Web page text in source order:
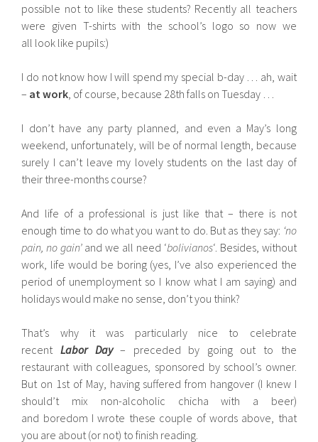
possible not to like these students? Recently all teachers
were given T-shirts with the school’s logo so now we
all look like pupils:)
I do not know how I will spend my special b-day … ah, wait
– at work, of course, because 28th falls on Tuesday …
I don’t have any party planned, and even a May’s long
weekend, unfortunately, will be of normal length, because
surely I can’t leave my lovely students on the last day of
their three-months course?
And life of a professional is just like that – there is not
enough time to do what you want to do. But as they say: ‘no
pain, no gain’and we all need ‘bolivianos‘. Besides, without
work, life would be boring (yes, I’ve also experienced the
period of unemployment so I know what I am saying) and
holidays would make no sense, don’t you think?
That’s why it was particularly nice to celebrate
recent Labor Day – preceded by going out to the
restaurant with colleagues, sponsored by school’s owner.
But on 1st of May, having suffered from hangover (I knew I
should’t mix non-alcoholic chicha with a beer)
and boredom I wrote these couple of words above, that
you are about (or not) to finish reading.